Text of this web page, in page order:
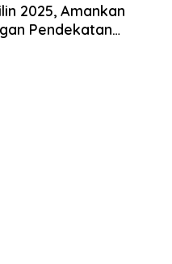
2025, Amankan
Pendekatan